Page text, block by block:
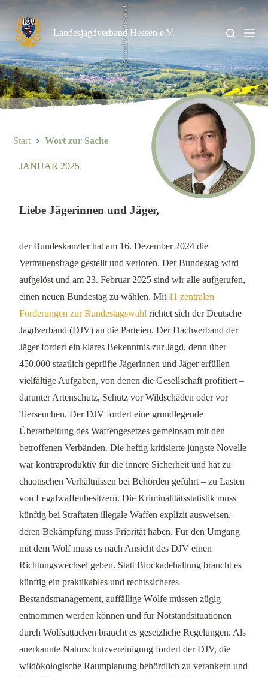
springen
Landesjagdverband Hessen e.V.
Irina Schmidt/AdobeStock
Start Wort zur Sache
JANUAR 2025
Liebe Jägerinnen und Jäger,
der Bundeskanzler hat am 16. Dezember 2024 die
Vertrauensfrage gestellt und verloren. Der Bundestag wird
aufgelöst und am 23. Februar 2025 sind wir alle aufgerufen,
einen neuen Bundestag zu wählen. Mit 11 zentralen
Forderungen zur Bundestagswahl richtet sich der Deutsche
Jagdverband (DJV) an die Parteien. Der Dachverband der
Jäger fordert ein klares Bekenntnis zur Jagd, denn über
450.000 staatlich geprüfte Jägerinnen und Jäger erfüllen
vielfältige Aufgaben, von denen die Gesellschaft profitiert –
darunter Artenschutz, Schutz vor Wildschäden oder vor
Tierseuchen. Der DJV fordert eine grundlegende
Überarbeitung des Waffengesetzes gemeinsam mit den
betroffenen Verbänden. Die heftig kritisierte jüngste Novelle
war kontraproduktiv für die innere Sicherheit und hat zu
chaotischen Verhältnissen bei Behörden geführt – zu Lasten
von Legalwaffenbesitzern. Die Kriminalitätsstatistik muss
künftig bei Straftaten illegale Waffen explizit ausweisen,
deren Bekämpfung muss Priorität haben. Für den Umgang
mit dem Wolf muss es nach Ansicht des DJV einen
Richtungswechsel geben. Statt Blockadehaltung braucht es
künftig ein praktikables und rechtssicheres
Bestandsmanagement, auffällige Wölfe müssen zügig
entnommen werden können und für Notstandsituationen
durch Wolfsattacken braucht es gesetzliche Regelungen. Als
anerkannte Naturschutzvereinigung fordert der DJV, die
wildökologische Raumplanung behördlich zu verankern und